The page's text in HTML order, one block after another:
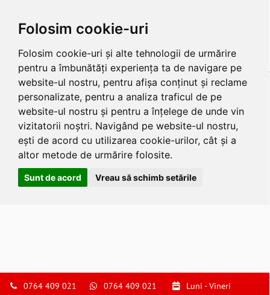
Folosim cookie-uri
Folosim cookie-uri și alte tehnologii de urmărire
pentru a îmbunătăți experiența ta de navigare pe
website-ul nostru, pentru afișa conținut și reclame
personalizate, pentru a analiza traficul de pe
website-ul nostru și pentru a înțelege de unde vin
vizitatorii noștri. Navigând pe website-ul nostru,
ești de acord cu utilizarea cookie-urilor, cât și a
altor metode de urmărire folosite.
Sunt de acord Vreau să schimb setările
0764 409 021 0764 409 021
Luni - Vineri